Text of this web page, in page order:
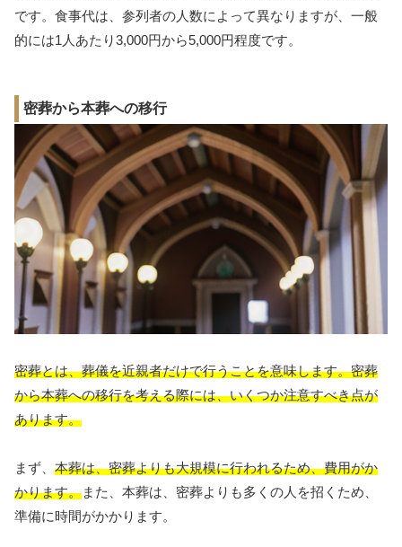
です。食事代は、参列者の人数によって異なりますが、一般
的には1人あたり3,000円から5,000円程度です。
密葬から本葬への移行
密葬とは、葬儀を近親者だけで行うことを意味します。密葬
から本葬への移行を考える際には、いくつか注意すべき点が
あります。
まず、 本葬は、密葬よりも大規模に行われるため、費用がか
かります。また、本葬は、密葬よりも多くの人を招くため、
準備に時間がかかります。